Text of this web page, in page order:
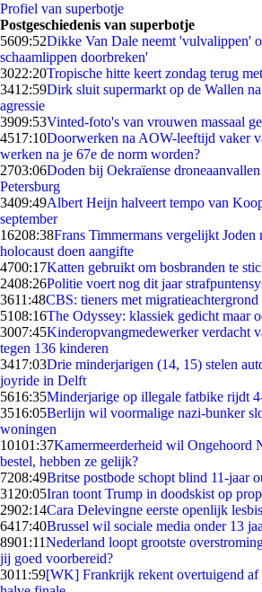
Profiel van superbotje
Postgeschiedenis van superbotje
5609:52Dikke Van Dale neemt 'vulvalippen'
schaamlippen doorbreken'
3022:20Tropische hitte keert zondag terug
3412:59Dirk sluit supermarkt op de Wallen
agressie
3909:53Vinted-foto's van vrouwen massaal
4517:10Doorwerken na AOW-leeftijd vaker
werken na je 67e de norm worden?
2703:06Doden bij Oekraïense
Petersburg
3409:49Albert Heijn halveert tempo van
september
16208:38Frans Timmermans vergelijkt Joden
holocaust doen aangifte
4700:17Katten gebruikt om bosbranden te
2408:26Politie voert nog dit jaar
3611:48CBS: tieners met
5108:16The Odyssey: klassiek gedicht maar
3007:45Kinderopvangmedewerker verdacht
tegen 136 kinderen
3417:03Drie minderjarigen (14, 15) stelen
joyride in Delft
5616:35Minderjarige op illegale fatbike rijdt
3516:05Berlijn wil voormalige nazi-bunker
woningen
10101:37Kamermeerderheid wil Ongehoord
bestel, hebben ze gelijk?
7208:49Britse postbode schopt blind 11-jaar
31 20:05Iran toont Trump in doodskist op
2902:14Cara Delevingne eerste openlijk
6417:40Brussel wil sociale media onder 13
8901:11Nederland loopt grootste
jij goed voorbereid?
3011:59[WK] Frankrijk rekent overtuigend af